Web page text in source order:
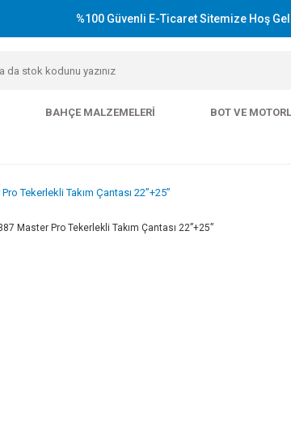
%100 Güvenli E-Ticaret Sitemize Hoş
BAHÇE MALZEMELERI BOT VE
Tekerlekli Takım Çantası 22”+25”